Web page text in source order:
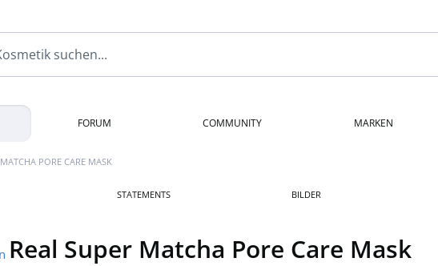
FORUM COMMUNITY MARKEN
PORE CARE MASK
STATEMENTS BILDER
Real Super Matcha Pore Care Mask